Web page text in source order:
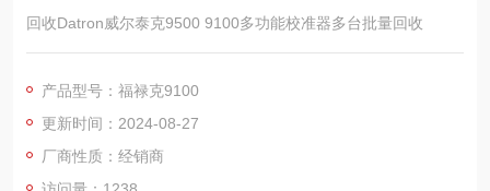
回收Datron威尔泰克9500 9100多功能校准器多台批量回收
产品型号：福禄克9100
更新时间：2024-08-27
厂商性质：经销商